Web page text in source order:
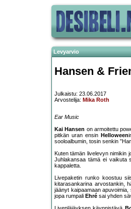
Levyarvio
Hansen &
Julkaistu: 23.06.2017
Arvostelija: Mika Roth
Ear Music
Kai Hansen on armoitettu
pitkän uran ensin Helloween
sooloalbumin, tosin senkin
Kuten tämän livelevyn nimikin
Juhlakansaa tämä ei vaikuta
kappaletta.
Livepaketin runko koostuu
kitarasankarina arvostankin,
jäänyt kaipaamaan
jopa rumpali Ehré sai yhden